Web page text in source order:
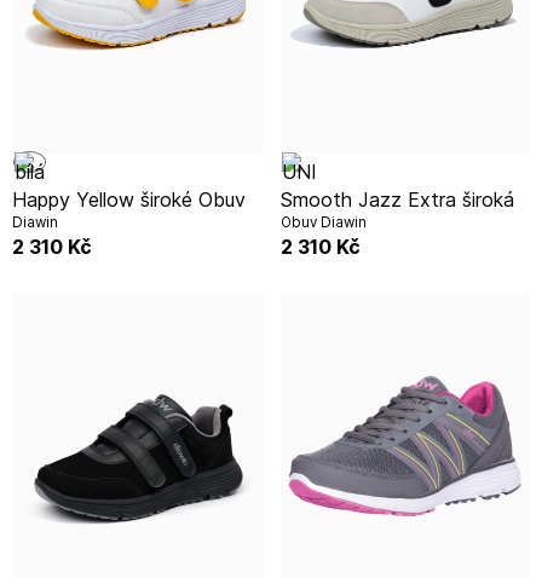
Happy Yellow široké Obuv
Diawin
2 310 Kč
Smooth Jazz Extra široká
Obuv Diawin
2 310 Kč